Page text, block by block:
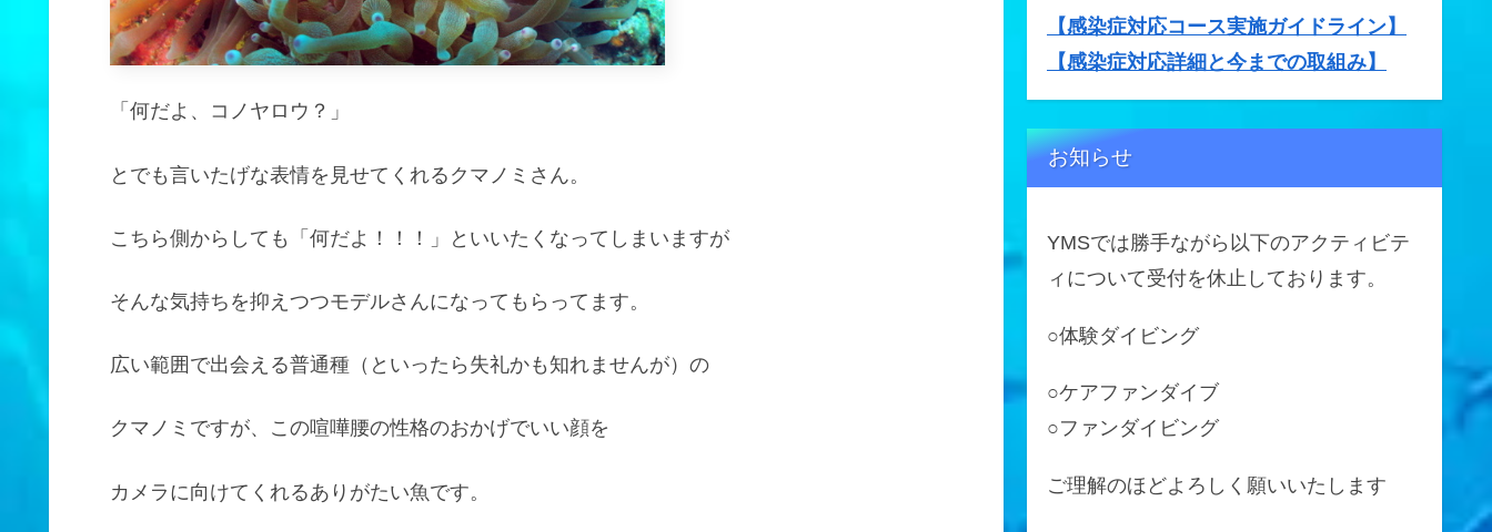
「何だよ、コノヤロウ？」
とでも言いたげな表情を見せてくれるクマノミさん。
こちら側からしても「何だよ！！！」といいたくなってしまいますが
そんな気持ちを抑えつつモデルさんになってもらってます。
広い範囲で出会える普通種（といったら失礼かも知れませんが）の
クマノミですが、この喧嘩腰の性格のおかげでいい顔を
カメラに向けてくれるありがたい魚です。
【感染症対応コース実施ガイドライン】
【感染症対応詳細と今までの取組み】
お知らせ
YMSでは勝手ながら以下のアクティビテ
ィについて受付を休止しております。
○体験ダイビング
○ケアファンダイブ
○ファンダイビング
ご理解のほどよろしく願いいたします